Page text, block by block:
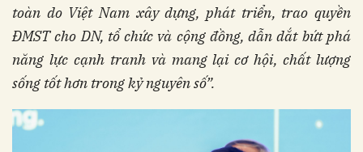
toàn do Việt Nam xây dựng, phát triển, trao quyền
ĐMST cho DN, tổ chức và cộng đồng, dẫn dắt bứt phá
năng lực cạnh tranh và mang lại cơ hội, chất lượng
sống tốt hơn trong kỷ nguyên số”.